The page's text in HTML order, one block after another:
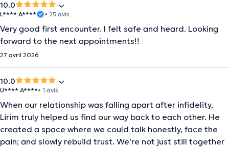
10.0
L**** A**** • 25 avis
Very good first encounter. I felt safe and heard. Looking
forward to the next appointments!!
27 avril 2026
10.0
U**** A****• 1 avis
When our relationship was falling apart after infidelity,
Lirim truly helped us find our way back to each other. He
created a space where we could talk honestly, face the
pain; and slowly rebuild trust. We're not just still together